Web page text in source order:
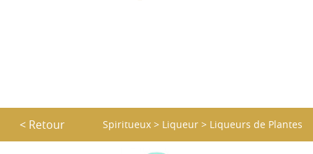
< Retour Spiritueux > Liqueur > Liqueurs de Plantes